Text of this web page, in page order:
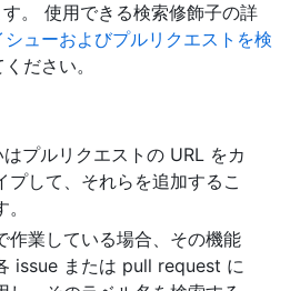
。 使用できる検索修飾子の詳
シューおよびプルリクエストを検
ださい。
プルリクエストの URL をカ
プして、それらを追加するこ
作業している場合、その機能
issue または pull request に